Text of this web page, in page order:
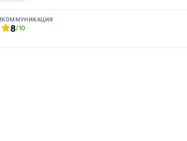
КОММУНИКАЦИЯ
8/10